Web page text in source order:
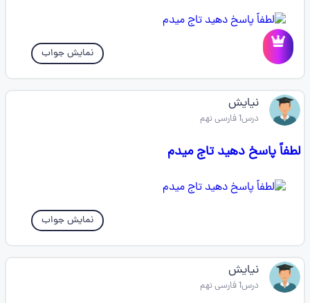
نمایش جواب
نیایش
درس1 فارسی نهم
لطفاً پاسخ دهید تاج میدم
نمایش جواب
نیایش
درس1 فارسی نهم